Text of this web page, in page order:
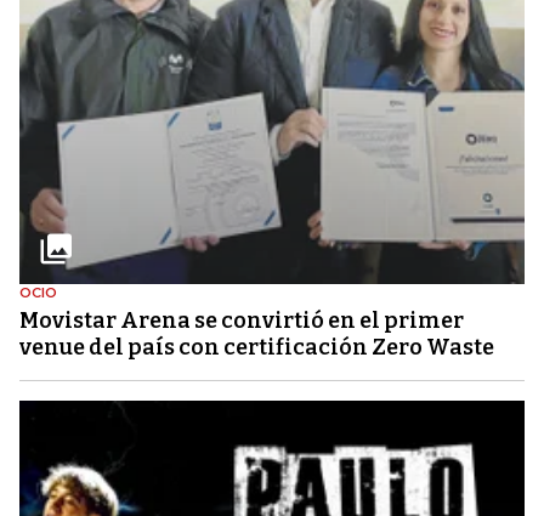
OCIO
Movistar Arena se convirtió en el primer
venue del país con certificación Zero Waste